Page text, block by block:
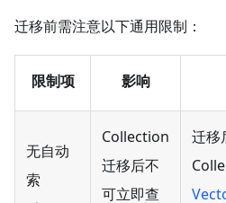
迁移前需注意以下通用限制：
限制项 影响
无自动
索
Collection
迁移后不
可立即查
迁移